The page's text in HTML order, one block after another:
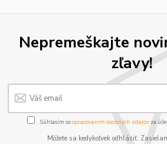
Nepremeškajte
zľavy!
Súhlasím sospracovaním osobných údajov za
Môžete sa kedykoľvek odhlásiť.